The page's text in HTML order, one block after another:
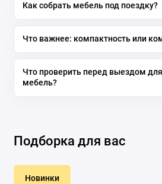
Как собрать мебель под поездку?
Что важнее: компактность или
Что проверить перед выездом
мебель?
Подборка для вас
Новинки